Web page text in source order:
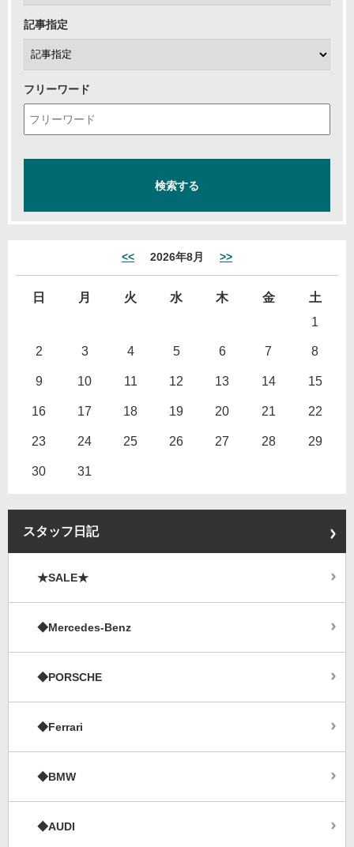
記事指定
フリーワード
<< 2026年8月 >>
日 月 火 水 木 金
土
1
2 3 4 5 6 7 8
9 10 11 12 13 14 15
16 17 18 19 20 21 22
23 24 25 26 27 28 29
30 31
スタッフ日記
★SALE★
◆Mercedes-Benz
◆PORSCHE
◆Ferrari
◆BMW
◆AUDI